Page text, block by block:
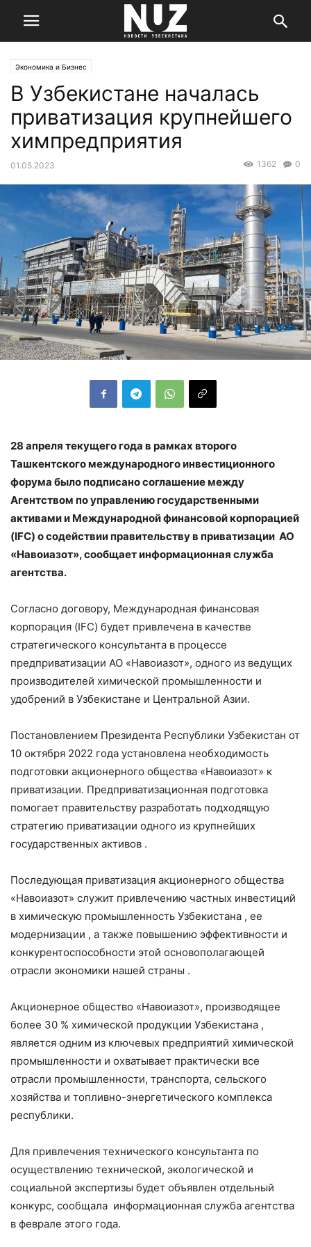
Экономика и Бизнес
В Узбекистане началась
приватизация крупнейшего
химпредприятия
01.05.2023 0
1362
28 апреля текущего года в рамках второго
Ташкентского международного инвестиционного
форума было подписано соглашение между
Агентством по управлению государственными
активами и Международной финансовой корпорацией
(IFC) о содействии правительству в приватизации АО
«Навоиазот», сообщает информационная служба
агентства.
Согласно договору, Международная финансовая
корпорация (IFC) будет привлечена в качестве
стратегического консультанта в процессе
предприватизации АО «Навоиазот», одного из ведущих
производителей химической промышленности и
удобрений в Узбекистане и Центральной Азии.
Постановлением Президента Республики Узбекистан от
10 октября 2022 года установлена ​​необходимость
подготовки акционерного общества «Навоиазот» к
приватизации. Предприватизационная подготовка
помогает правительству разработать подходящую
стратегию приватизации одного из крупнейших
государственных активов .
Последующая приватизация акционерного общества
«Навоиазот» служит привлечению частных инвестиций
в химическую промышленность Узбекистана , ее
модернизации , а также повышению эффективности и
конкурентоспособности этой основополагающей
отрасли экономики нашей страны .
Акционерное общество «Навоиазот», производящее
более 30 % химической продукции Узбекистана ,
является одним из ключевых предприятий химической
промышленности и охватывает практически все
отрасли промышленности, транспорта, сельского
хозяйства и топливно-энергетического комплекса
республики.
Для привлечения технического консультанта по
осуществлению технической, экологической и
социальной экспертизы будет объявлен отдельный
конкурс, сообщала информационная служба агентства
в феврале этого года.